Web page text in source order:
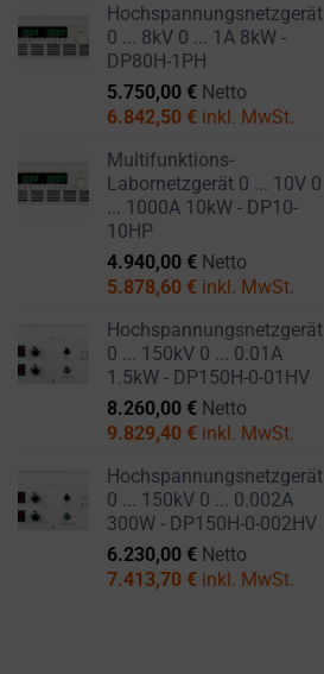
Hochspannungsnetzgerät
0 ... 8kV 0 ... 1A 8kW -
DP80H-1PH
5.750,00 € Netto
6.842,50 € inkl. MwSt.
Multifunktions-
Labornetzgerät 0 ... 10V 0
... 1000A 10kW - DP10-
10HP
4.940,00 € Netto
5.878,60 € inkl. MwSt.
Hochspannungsnetzgerät
0 ... 150kV 0 ... 0.01A
1.5kW - DP150H-0-01HV
8.260,00 € Netto
9.829,40 € inkl. MwSt.
Hochspannungsnetzgerät
0 ... 150kV 0 ... 0.002A
300W - DP150H-0-002HV
6.230,00 € Netto
7.413,70 € inkl. MwSt.